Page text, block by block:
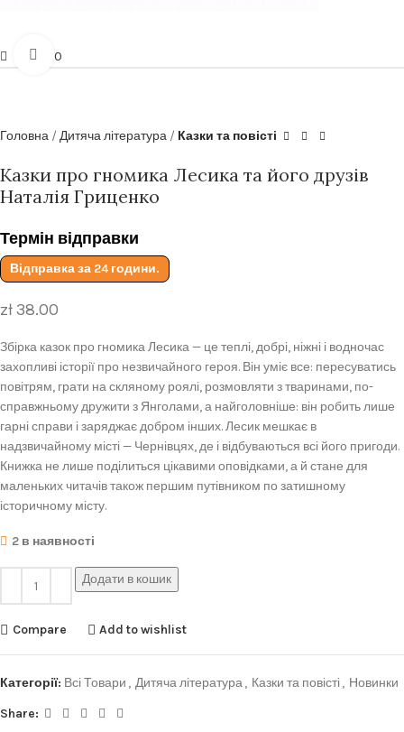
zł0.00Click to enlarge
Головна Дитяча література Казки та повісті
Казки про гномика Лесика та його друзів
Наталія Гриценко
Термін відправки
Відправка за 24 години.
zł38.00
Збірка казок про гномика Лесика — це теплі, добрі, ніжні і водночас
захопливі історії про незвичайного героя. Він уміє все: пересуватись
повітрям, грати на скляному роялі, розмовляти з тваринами, по-
справжньому дружити з Янголами, а найголовніше: він робить лише
гарні справи і заряджає добром інших. Лесик мешкає в
надзвичайному місті — Чернівцях, де і відбуваються всі його пригоди.
Книжка не лише поділиться цікавими оповідками, а й стане для
маленьких читачів також першим путівником по затишному
історичному місту.
2 в наявності
Додати в кошик
Compare Add to wishlist
Категорії: Всі Товари , Дитяча література, Казки та повісті, Новинки
Share: